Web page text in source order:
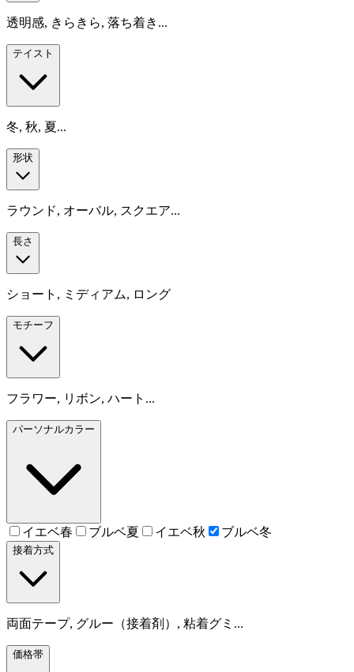
透明感, きらきら, 落ち着き...
テイスト
冬, 秋, 夏...
形状
ラウンド, オーバル, スクエア...
長さ
ショート, ミディアム, ロング
モチーフ
フラワー, リボン, ハート...
パーソナルカラー
イエベ春 ブルベ夏 イエベ秋 ブルベ冬
接着方式
両面テープ, グルー（接着剤）, 粘着グミ...
価格帯